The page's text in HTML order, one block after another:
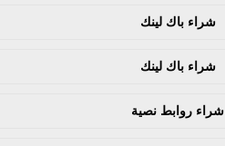
شراء باك لينك
شراء باك لينك
شراء روابط نصية